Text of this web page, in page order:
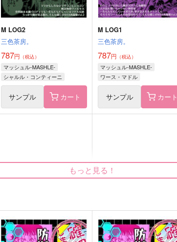
茶碗飯
2,357円（税込）
おむすびおいしい
1,572円（税込）
M LOG2
三色茶房。
787円 （税込）
マッシュル-MASHLE-
シャルル・コンティーニ
ワース・マドル
ドミナ・ブローライブ
サンプル カート
M LOG1
三色茶房。
787円 （税込）
マッシュル-MASHLE-
ワース・マドル
オーター・マドル
アベル・ウォーカー
サンプル カート
もっと見る！